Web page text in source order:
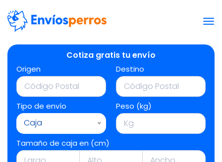
Cotiza gratis tu envío
Origen Destino
Tipo de envío
Caja
Peso (kg)
Tamaño de caja en (cm)